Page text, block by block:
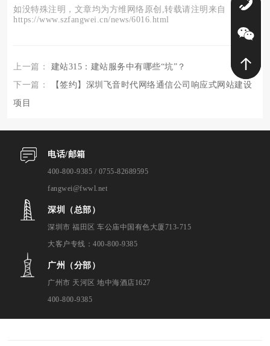
如没特殊注明，文章均为方维网络原创,转载请注明来自
https://www.szfangwei.cn/news/6016.html
上一篇： 建站315：建站服务中有哪些“坑”？
下一篇：
【签约】深圳飞音时代网络通信公司响应式网站建设
项目
电话/邮箱
400-800-9385 / 0755-82689595
fangwei@fwwl.net
深圳（总部）
深圳市 福田区 车公庙中国有色大厦713-715
大客户专线：400-800-9385
广州（分部）
广州市 天河区 地中海酒店1627
400-800-9385